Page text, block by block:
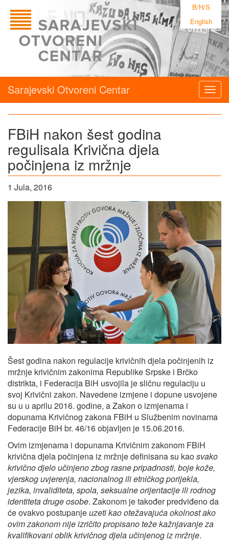
B/H/S
English
Sarajevski Otvoreni Centar
FBiH nakon šest godina
regulisala Krivična djela
počinjena iz mržnje
1 Jula, 2016
Šest godina nakon regulacije krivičnih djela počinjenih iz
mržnje krivičnim zakonima Republike Srpske i Brčko
distrikta, i Federacija BiH usvojila je sličnu regulaciju u
svoj Krivični zakon. Navedene izmjene i dopune usvojene
su u u aprilu 2016. godine, a Zakon o izmjenama i
dopunama Krivičnog zakona FBiH u Službenim novinama
Federacije BiH br. 46/16 objavljen je 15.06.2016.
Ovim izmjenama i dopunama Krivičnim zakonom FBiH
krivična djela počinjena iz mržnje definisana su kaosvako
krivično djelo učinjeno zbog rasne pripadnosti, boje kože,
vjerskog uvjerenja, nacionalnog ili etničkog porijekla,
jezika, invaliditeta, spola, seksualne orijentacije ili rodnog
identiteta druge osobe. Zakonom je također predviđeno da
će ovakvo postupanjeuzeti kao otežavajuća okolnost ako
ovim zakonom nije izričito propisano teže kažnjavanje za
kvalifikovani oblik krivičnog djela učinjenog iz mržnje.